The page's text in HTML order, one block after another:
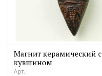
Магнит керамический с
кувшином
Арт.: